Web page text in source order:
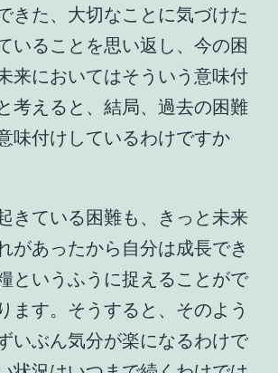
きた、大切なことに気づけた
いることを思い返し、今の困
来においてはそういう意味付
考えると、結局、過去の困難
味付けしているわけですか
きている困難も、きっと未来
があったから自分は成長でき
というふうに捉えることがで
ます。そうすると、そのよう
いぶん気分が楽になるわけで